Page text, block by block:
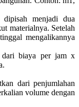
dipisah menjadi dua
materialnya. Setelah
mengalikannya
dari biaya per jam x
dari penjumlahan
volume dengan